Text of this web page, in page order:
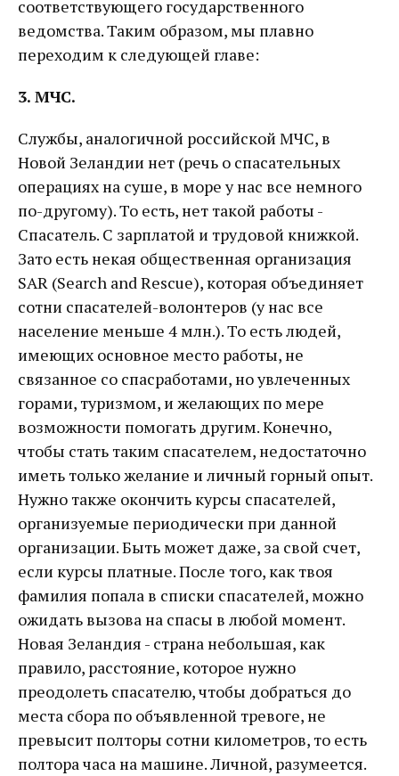
соответствующего государственного
ведомства. Таким образом, мы плавно
переходим к следующей главе:
3. МЧС.
Службы, аналогичной российской МЧС, в
Новой Зеландии нет (речь о спасательных
операциях на суше, в море у нас все немного
по-другому). То есть, нет такой работы -
Спасатель. С зарплатой и трудовой книжкой.
Зато есть некая общественная организация
SAR (Search and Rescue), которая объединяет
сотни спасателей-волонтеров (у нас все
население меньше 4 млн.). То есть людей,
имеющих основное место работы, не
связанное со спасработами, но увлеченных
горами, туризмом, и желающих по мере
возможности помогать другим. Конечно,
чтобы стать таким спасателем, недостаточно
иметь только желание и личный горный опыт.
Нужно также окончить курсы спасателей,
организуемые периодически при данной
организации. Быть может даже, за свой счет,
если курсы платные. После того, как твоя
фамилия попала в списки спасателей, можно
ожидать вызова на спасы в любой момент.
Новая Зеландия - страна небольшая, как
правило, расстояние, которое нужно
преодолеть спасателю, чтобы добраться до
места сбора по объявленной тревоге, не
превысит полторы сотни километров, то есть
полтора часа на машине. Личной, разумеется.